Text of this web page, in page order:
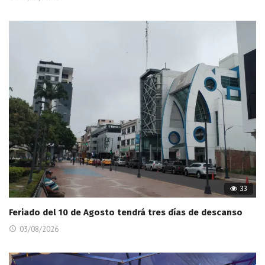
33
Feriado del 10 de Agosto tendrá tres días de descanso
03/08/2026